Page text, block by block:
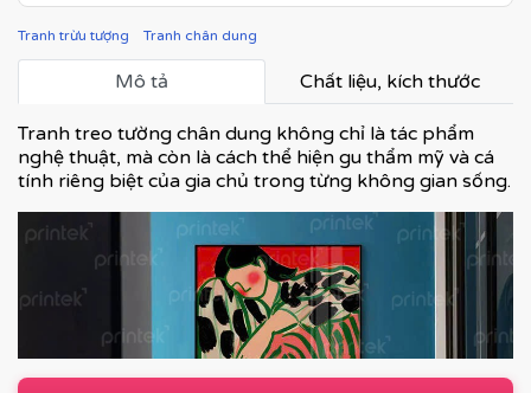
Tranh trừu tượng Tranh chân dung
Mô tả Chất liệu, kích thước
Tranh treo tường chân dung không chỉ là tác phẩm
nghệ thuật, mà còn là cách thể hiện gu thẩm mỹ và cá
tính riêng biệt của gia chủ trong từng không gian sống.